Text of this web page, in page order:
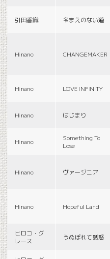
引田香織 名まえのない道
Hinano CHANGEMAKER
Hinano LOVE INFINITY
Hinano はじまり
Hinano
Something To
Lose
Hinano ヴァージニア
Hinano Hopeful Land
ヒロコ・グ
レース
うぬぼれて誘惑